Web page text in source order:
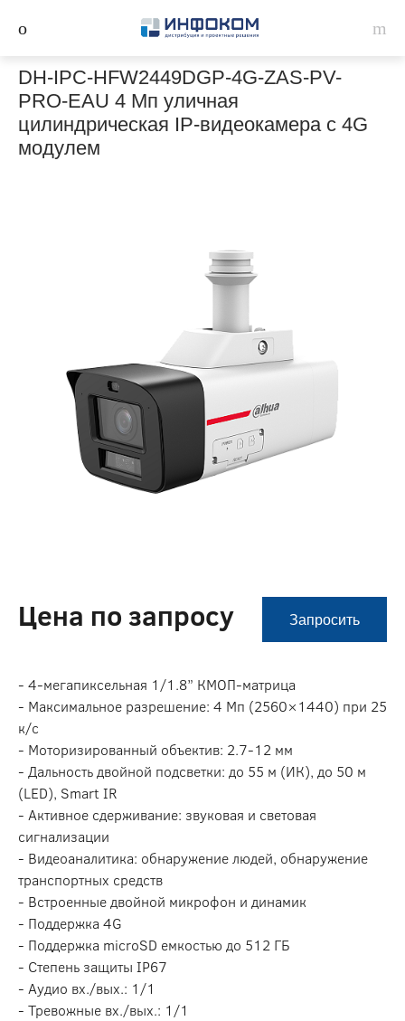
DH-IPC-HFW2449DGP-4G-ZAS-PV-
PRO-EAU 4 Мп уличная
цилиндрическая IP-видеокамера с 4G
модулем
Цена по запросу Запросить
- 4-мегапиксельная 1/1.8” КМОП-матрица
- Максимальное разрешение: 4 Мп (2560×1440) при 25
к/с
- Моторизированный объектив: 2.7-12 мм
- Дальность двойной подсветки: до 55 м (ИК), до 50 м
(LED), Smart IR
- Активное сдерживание: звуковая и световая
сигнализации
- Видеоаналитика: обнаружение людей, обнаружение
транспортных средств
- Встроенные двойной микрофон и динамик
- Поддержка 4G
- Поддержка microSD емкостью до 512 ГБ
- Степень защиты IP67
- Аудио вх./вых.: 1/1
- Тревожные вх./вых.: 1/1